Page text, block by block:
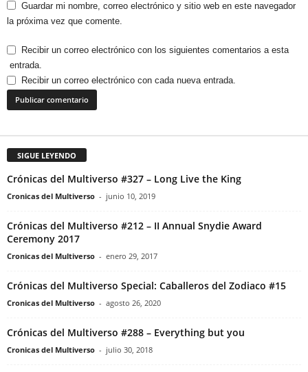
Guardar mi nombre, correo electrónico y sitio web en este navegador
la próxima vez que comente.
Recibir un correo electrónico con los siguientes comentarios a esta
entrada.
Recibir un correo electrónico con cada nueva entrada.
SIGUE LEYENDO
Crónicas del Multiverso #327 – Long Live the King
Cronicas del Multiverso - junio 10, 2019
Crónicas del Multiverso #212 – II Annual Snydie Award
Ceremony 2017
Cronicas del Multiverso - enero 29, 2017
Crónicas del Multiverso Special: Caballeros del Zodiaco #15
Cronicas del Multiverso - agosto 26, 2020
Crónicas del Multiverso #288 – Everything but you
Cronicas del Multiverso - julio 30, 2018